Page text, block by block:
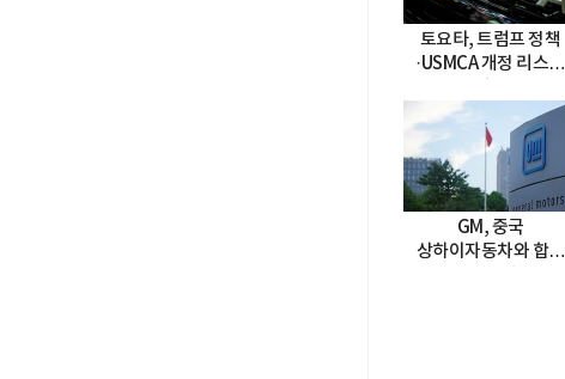
토요타, 트럼프 정책
·USMCA 개정 리스크
GM, 중국
상하이자동차와 합작